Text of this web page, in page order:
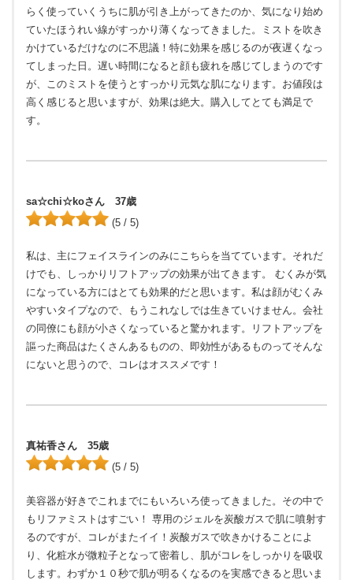
らく使っていくうちに肌が引き上がってきたのか、気になり始め
ていたほうれい線がすっかり薄くなってきました。ミストを吹き
かけているだけなのに不思議！特に効果を感じるのが夜遅くなっ
てしまった日。遅い時間になると顔も疲れを感じてしまうのです
が、このミストを使うとすっかり元気な肌になります。お値段は
高く感じると思いますが、効果は絶大。購入してとても満足で
す。
sa☆chi☆koさん 37歳
(5 / 5)
私は、主にフェイスラインのみにこちらを当てています。それだ
けでも、しっかりリフトアップの効果が出てきます。 むくみが気
になっている方にはとても効果的だと思います。私は顔がむくみ
やすいタイプなので、もうこれなしでは生きていけません。会社
の同僚にも顔が小さくなっていると驚かれます。リフトアップを
謳った商品はたくさんあるものの、即効性があるものってそんな
にないと思うので、コレはオススメです！
真祐香さん 35歳
(5 / 5)
美容器が好きでこれまでにもいろいろ使ってきました。その中で
もリファミストはすごい！ 専用のジェルを炭酸ガスで肌に噴射す
るのですが、コレがまたイイ！炭酸ガスで吹きかけることによ
り、化粧水が微粒子となって密着し、肌がコレをしっかりを吸収
します。わずか１０秒で肌が明るくなるのを実感できると思いま